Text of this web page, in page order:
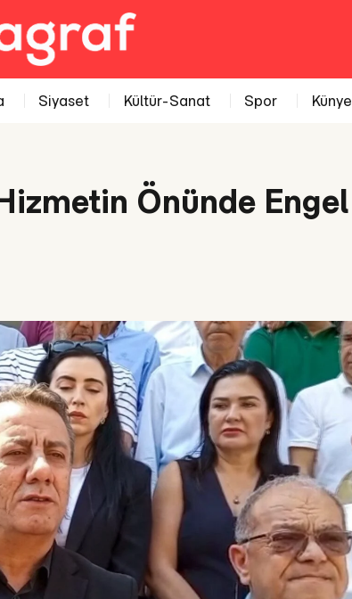
Siyaset Kültür-Sanat Spor Künye
Önünde Engel